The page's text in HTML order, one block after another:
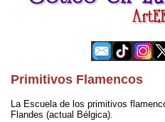
Primitivos Flamencos
La Escuela de los primitivos
Flandes (actual Bélgica).